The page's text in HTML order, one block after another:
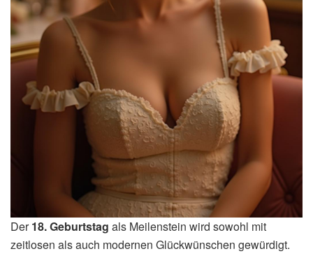
Der18. Geburtstag als Meilenstein wird sowohl mit
zeitlosen als auch modernen Glückwünschen gewürdigt.